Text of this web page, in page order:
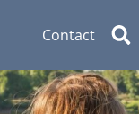
Contact